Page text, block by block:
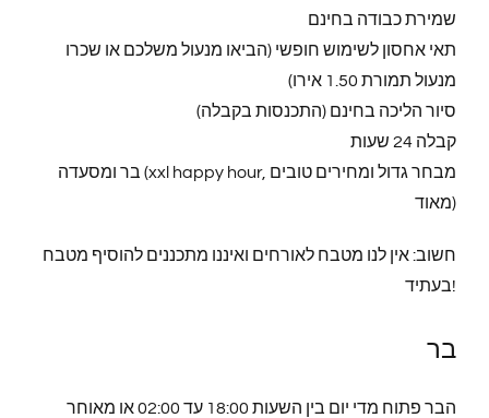
שמירת כבודה בחינם
תאי אחסון לשימוש חופשי (הביאו מנעול משלכם או שכרו
מנעול תמורת 1.50 אירו)
סיור הליכה בחינם (התכנסות בקבלה)
קבלה 24 שעות
בר ומסעדה (xxl happy hour, מבחר גדול ומחירים טובים
מאוד)
חשוב: אין לנו מטבח לאורחים ואיננו מתכננים להוסיף מטבח
בעתיד!
בר
הבר פתוח מדי יום בין השעות 18:00 עד 02:00 או מאוחר